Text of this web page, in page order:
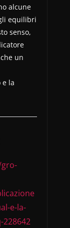
alcune
equilibri
senso,
un
la
e-la-